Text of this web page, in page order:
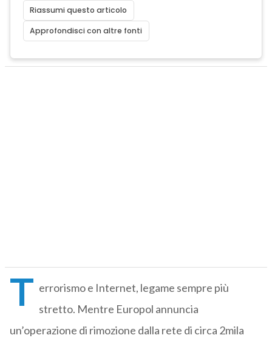
Riassumi questo articolo
Approfondisci con altre fonti
T errorismo e Internet, legame sempre più
stretto. Mentre Europol annuncia
un’operazione di rimozione dalla rete di circa 2mila